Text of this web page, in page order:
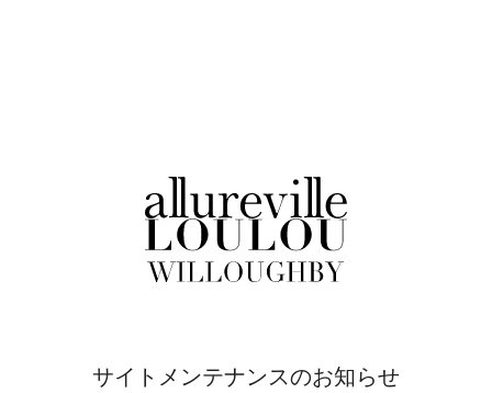
サイトメンテナンスのお知らせ